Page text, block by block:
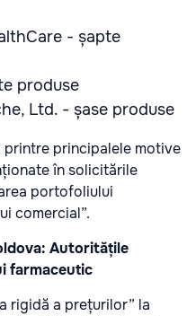
- șapte
produse
Ltd. - șase produse
principalele motive
în solicitările
portofoliului
comercial”.
Autoritățile
farmaceutic
rigidă a prețurilor” la